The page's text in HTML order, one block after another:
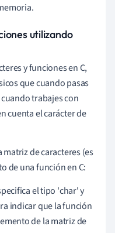
utilizando
y funciones en C,
que cuando pasas
trabajes con
cuenta el carácter de
matriz de caracteres (es
de una función en C:
el tipo 'char' y
indicar que la función
de la matriz de